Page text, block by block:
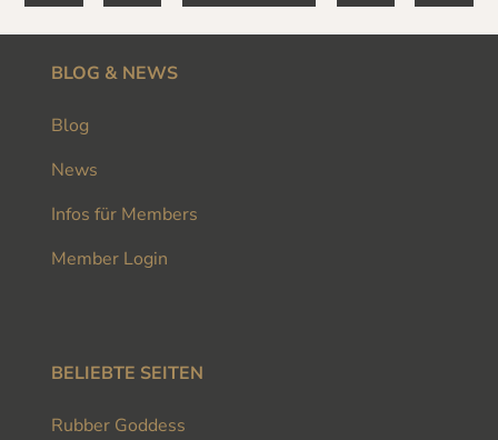
BLOG & NEWS
Blog
News
Infos für Members
Member Login
BELIEBTE SEITEN
Rubber Goddess